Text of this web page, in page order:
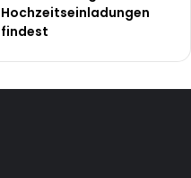
Hochzeitseinladungen
findest